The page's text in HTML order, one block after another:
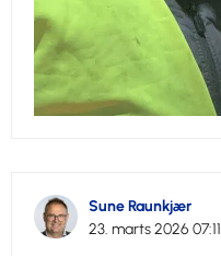
Sune Raunkjær
23. marts 2026 07:11